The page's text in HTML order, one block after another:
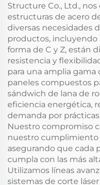
Structure Co., Ltd.,
estructuras de acero
diversas necesidades
productos,
forma de C y Z, están
resistencia y
para una amplia gama
paneles compuestos
sándwich de lana de
eficiencia energética,
demanda por
Nuestro compromiso
nuestro cumplimiento
asegurando que cada
cumpla con las más
Utilizamos líneas
sistemas de corte